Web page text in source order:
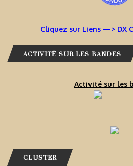
Cliquez sur Liens —> DX
ACTIVITÉ SUR LES BANDES
Activité sur les
CLUSTER